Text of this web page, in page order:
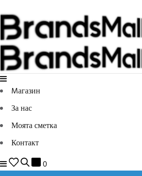
Mагазин
За нас
Моята сметка
Контакт
0